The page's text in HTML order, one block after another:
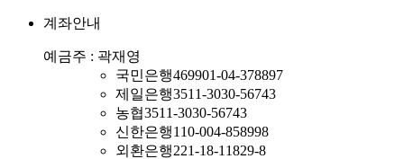
계좌안내
예금주 : 곽재영
국민은행469901-04-378897
제일은행3511-3030-56743
농협3511-3030-56743
신한은행110-004-858998
외환은행221-18-11829-8